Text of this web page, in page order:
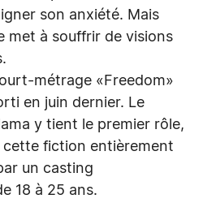
son anxiété. Mais
met à souffrir de visions
métrage «Freedom»
en juin dernier. Le
y tient le premier rôle,
cette fiction entièrement
un casting
18 à 25 ans.